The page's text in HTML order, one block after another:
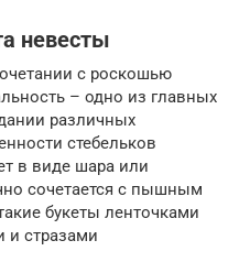
невесты
с роскошью
– одно из главных
различных
стебельков
в виде шара или
сочетается с пышным
букеты ленточками
и стразами